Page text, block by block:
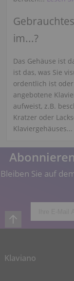
im...?
Das Gehäuse ist
ist das, was Sie
ordentlich ist
angebotene
aufweist, z.B.
Kratzer oder
Klaviergehäuses...
Bleiben Sie auf
Klaviano